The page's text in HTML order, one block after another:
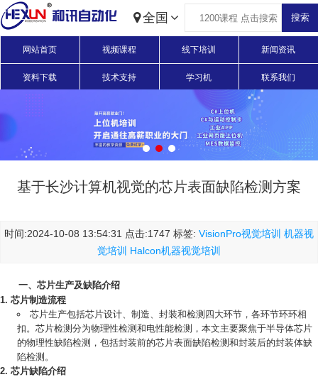
全国
网站首页 视频课程 线下培训 新闻资讯
资料下载 技术支持 学习机 联系我们
基于长沙计算机视觉的芯片表面缺陷检测方案
时间:2024-10-08 13:54:31 点击:1747 标签: VisionPro视觉培训 机器视
觉培训 Halcon机器视觉培训
一、芯片生产及缺陷介绍
芯片制造流程
芯片生产包括芯片设计、制造、封装和检测四大环节，各环节环环相
扣。芯片检测分为物理性检测和电性能检测，本文主要聚焦于半导体芯片
的物理性缺陷检测，包括封装前的芯片表面缺陷检测和封装后的封装体缺
陷检测。
芯片缺陷介绍